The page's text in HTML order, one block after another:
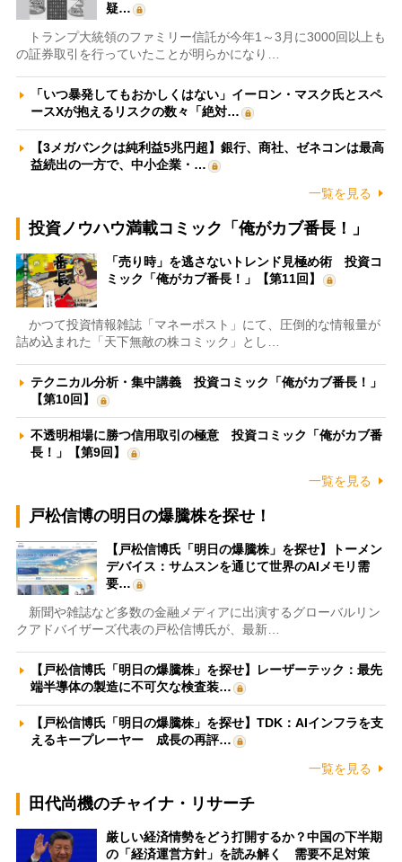
疑…
トランプ大統領のファミリー信託が今年1～3月に3000回以上も
の証券取引を行っていたことが明らかになり…
「いつ暴発してもおかしくはない」イーロン・マスク氏とスペ
ースXが抱えるリスクの数々「絶対…
【3メガバンクは純利益5兆円超】銀行、商社、ゼネコンは最高
益続出の一方で、中小企業・…
一覧を見る
投資ノウハウ満載コミック「俺がカブ番長！」
「売り時」を逃さないトレンド見極め術 投資コ
ミック「俺がカブ番長！」【第11回】
かつて投資情報雑誌「マネーポスト」にて、圧倒的な情報量が
詰め込まれた「天下無敵の株コミック」とし…
テクニカル分析・集中講義 投資コミック「俺がカブ番長！」
【第10回】
不透明相場に勝つ信用取引の極意 投資コミック「俺がカブ番
長！」【第9回】
一覧を見る
戸松信博の明日の爆騰株を探せ！
【戸松信博氏「明日の爆騰株」を探せ】トーメン
デバイス：サムスンを通じて世界のAIメモリ需
要…
新聞や雑誌など多数の金融メディアに出演するグローバルリン
クアドバイザーズ代表の戸松信博氏が、最新…
【戸松信博氏「明日の爆騰株」を探せ】レーザーテック：最先
端半導体の製造に不可欠な検査装…
【戸松信博氏「明日の爆騰株」を探せ】TDK：AIインフラを支
えるキープレーヤー 成長の再評…
一覧を見る
田代尚機のチャイナ・リサーチ
厳しい経済情勢をどう打開するか？中国の下半期
の「経済運営方針」を読み解く 需要不足対策